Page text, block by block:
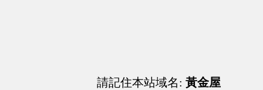
請記住本站域名: 黃金屋